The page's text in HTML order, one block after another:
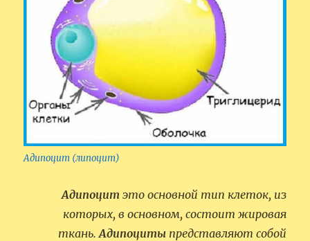
Адипоцит (липоцит)
Адипоцитэто основной тип клеток, из
которых, в основном, состоит жировая
ткань. Адипоцитыпредставляют собой